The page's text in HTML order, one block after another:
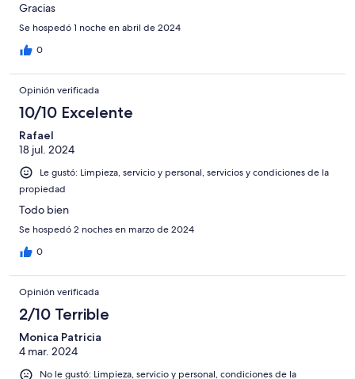
Gracias
Se hospedó 1 noche en abril de 2024
0
Opinión verificada
10/10 Excelente
Rafael
18 jul. 2024
Le gustó: Limpieza, servicio y personal, servicios y condiciones de la
propiedad
Todo bien
Se hospedó 2 noches en marzo de 2024
0
Opinión verificada
2/10 Terrible
Monica Patricia
4 mar. 2024
No le gustó: Limpieza, servicio y personal, condiciones de la